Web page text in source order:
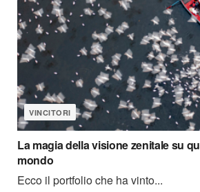
VINCITORI
La magia della visione zenitale su
mondo
Ecco il portfolio che ha vinto...